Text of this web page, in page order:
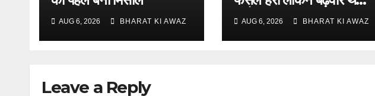
AUG 6, 2026 BHARAT KI AWAZ
संतोष लाड
AUG 6, 2026 BHARAT KI AWAZ
Leave a Reply